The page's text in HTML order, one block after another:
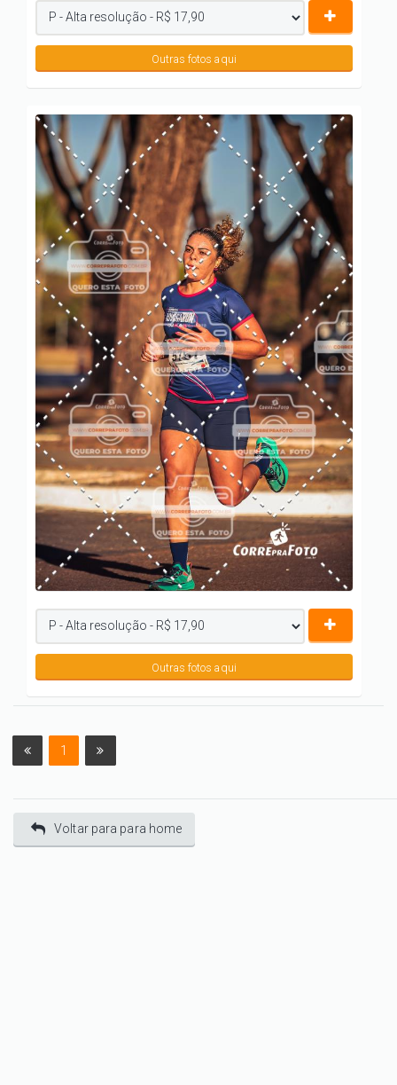
Outras fotos aqui
Outras fotos aqui
1
Voltar para para home